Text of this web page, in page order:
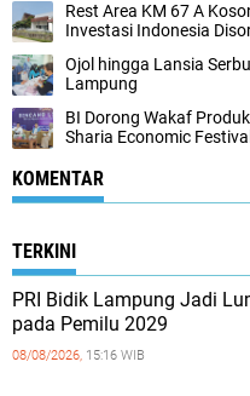
Rest Area KM 67 A
Investasi Indonesia
Ojol hingga Lansia
Lampung
BI Dorong Wakaf
Sharia Economic
KOMENTAR
TERKINI
PRI Bidik Lampung Jadi
pada Pemilu 2029
08/08/2026, 15:16 WIB